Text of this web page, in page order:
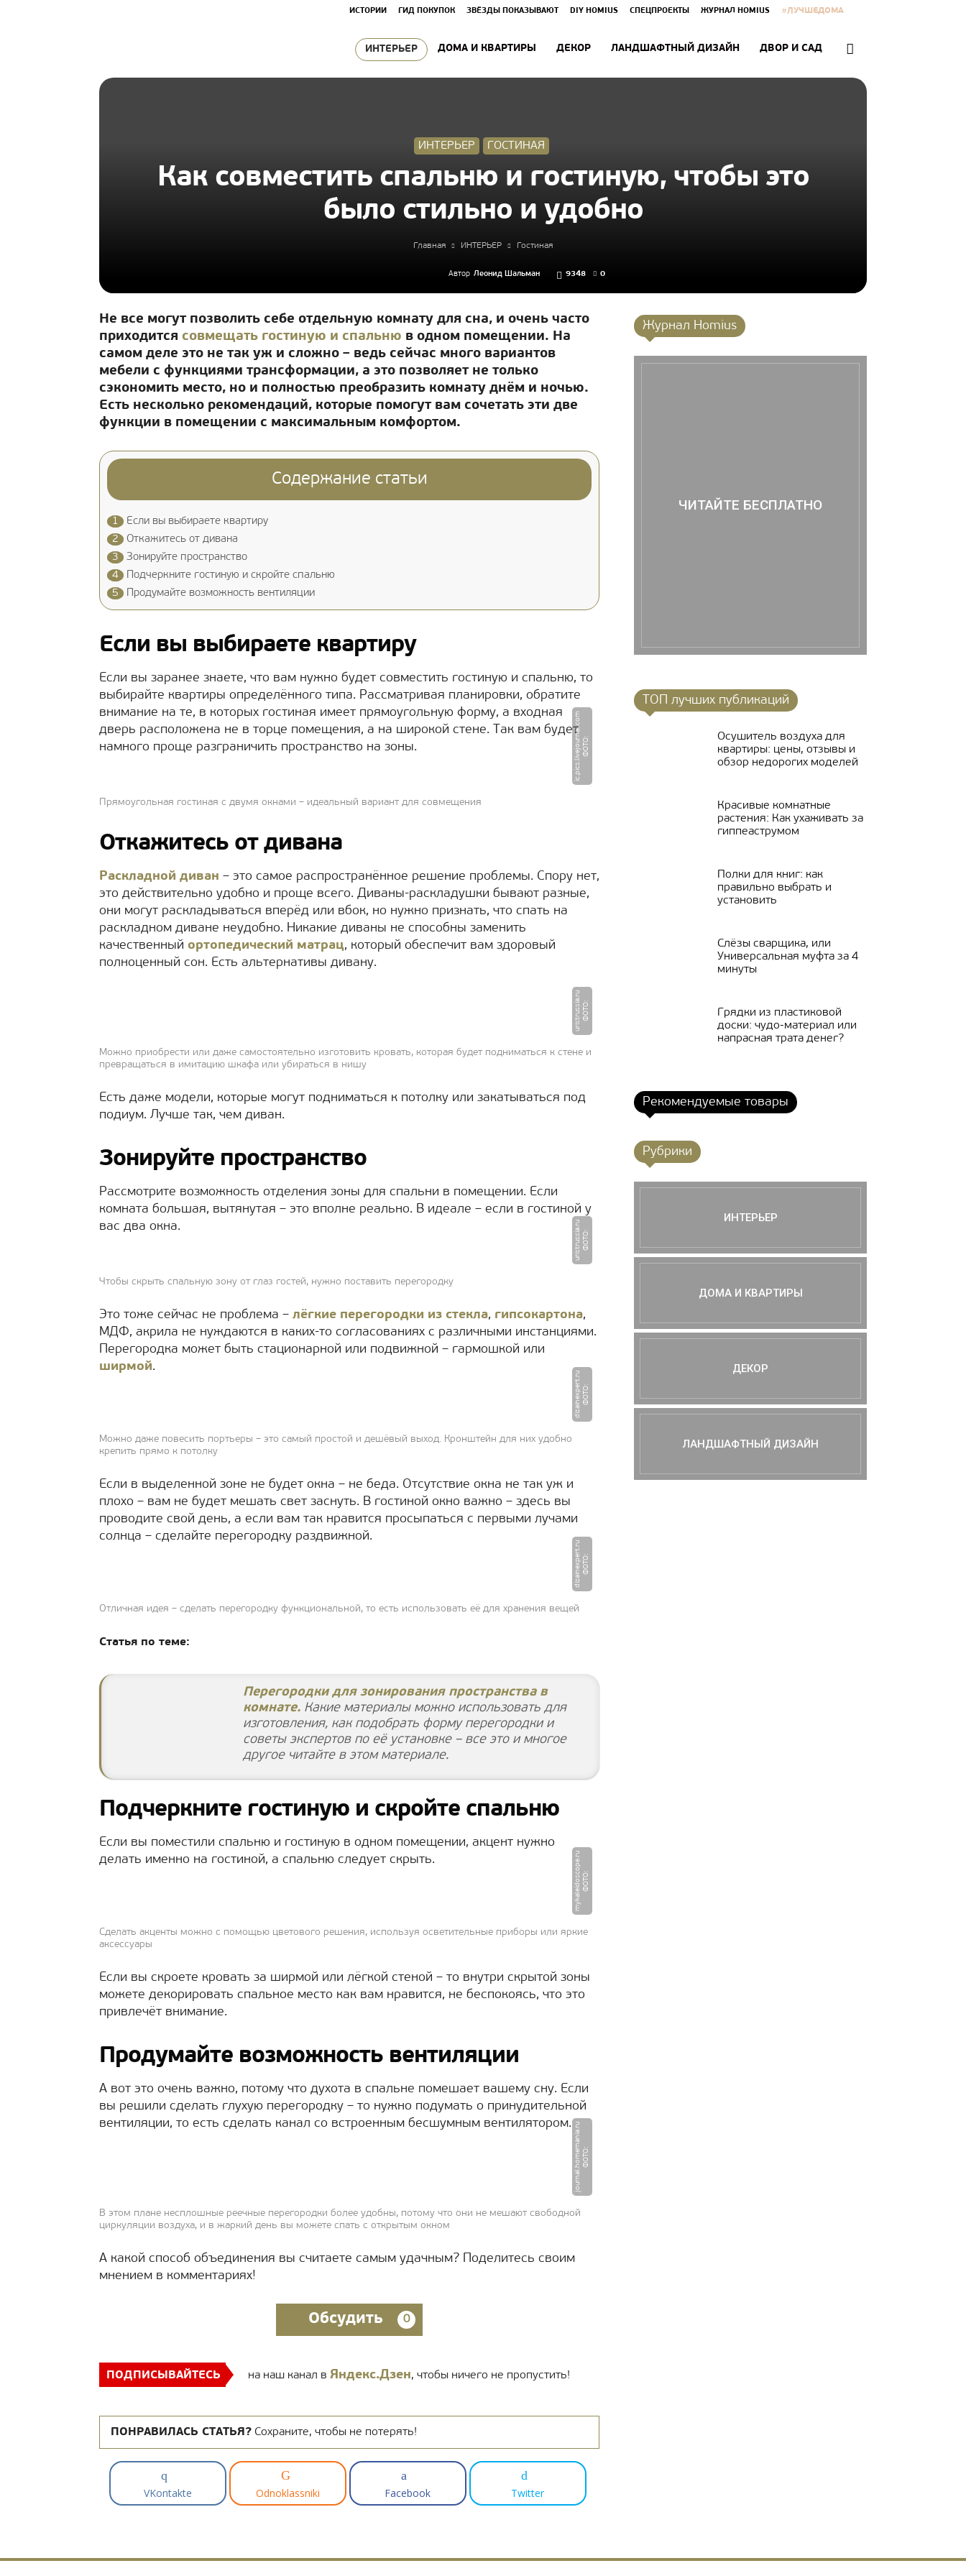
ИСТОРИИ ГИД ПОКУПОК ЗВЁЗДЫ ПОКАЗЫВАЮТ DIY HOMIUS СПЕЦПРОЕКТЫ ЖУРНАЛ HOMIUS #ЛУЧШЕДОМА
ИНТЕРЬЕР ДОМА И КВАРТИРЫ ДЕКОР ЛАНДШАФТНЫЙ ДИЗАЙН ДВОР И САД
ИНТЕРЬЕР ГОСТИНАЯ
Как совместить спальню и гостиную, чтобы это
было стильно и удобно
Главная ИНТЕРЬЕР Гостиная
Автор Леонид Шальман 9348 0
Не все могут позволить себе отдельную комнату для сна, и очень часто
приходится совмещать гостиную и спальню в одном помещении. На
самом деле это не так уж и сложно – ведь сейчас много вариантов
мебели с функциями трансформации, а это позволяет не только
сэкономить место, но и полностью преобразить комнату днём и ночью.
Есть несколько рекомендаций, которые помогут вам сочетать эти две
функции в помещении с максимальным комфортом.
Содержание статьи
1
Если вы выбираете квартиру
2
Откажитесь от дивана
3
Зонируйте пространство
4
Подчеркните гостиную и скройте спальню
5
Продумайте возможность вентиляции
Если вы выбираете квартиру
Если вы заранее знаете, что вам нужно будет совместить гостиную и спальню, то
выбирайте квартиры определённого типа. Рассматривая планировки, обратите
внимание на те, в которых гостиная имеет прямоугольную форму, а входная
дверь расположена не в торце помещения, а на широкой стене. Так вам будет
намного проще разграничить пространство на зоны.
Ф
О
Т
О
:
i
c.
pi
c
s.
li
v
e
j
o
u
r
n
a
l.
c
o
m
Прямоугольная гостиная с двумя окнами – идеальный вариант для совмещения
Откажитесь от дивана
Раскладной диван – это самое распространённое решение проблемы. Спору нет,
это действительно удобно и проще всего. Диваны-раскладушки бывают разные,
они могут раскладываться вперёд или вбок, но нужно признать, что спать на
раскладном диване неудобно. Никакие диваны не способны заменить
качественный ортопедический матрац, который обеспечит вам здоровый
полноценный сон. Есть альтернативы дивану.
Ф
О
Т
О
:
u
ri
s
t
r
u
s
si
a.
r
u
Можно приобрести или даже самостоятельно изготовить кровать, которая будет подниматься к стене и
превращаться в имитацию шкафа или убираться в нишу
Есть даже модели, которые могут подниматься к потолку или закатываться под
подиум. Лучше так, чем диван.
Зонируйте пространство
Рассмотрите возможность отделения зоны для спальни в помещении. Если
комната большая, вытянутая – это вполне реально. В идеале – если в гостиной у
вас два окна.
Ф
О
Т
О
:
u
ri
s
t
r
u
s
si
a.
r
u
Чтобы скрыть спальную зону от глаз гостей, нужно поставить перегородку
Это тоже сейчас не проблема – лёгкие перегородки из стекла, гипсокартона,
МДФ, акрила не нуждаются в каких-то согласованиях с различными инстанциями.
Перегородка может быть стационарной или подвижной – гармошкой или
ширмой.
Ф
О
Т
О
:
di
z
ai
n
e
x
p
e
r
t.
r
u
Можно даже повесить портьеры – это самый простой и дешёвый выход. Кронштейн для них удобно
крепить прямо к потолку
Если в выделенной зоне не будет окна – не беда. Отсутствие окна не так уж и
плохо – вам не будет мешать свет заснуть. В гостиной окно важно – здесь вы
проводите свой день, а если вам так нравится просыпаться с первыми лучами
солнца – сделайте перегородку раздвижной.
Ф
О
Т
О
:
di
z
ai
n
e
x
p
e
r
t.
r
u
Отличная идея – сделать перегородку функциональной, то есть использовать её для хранения вещей
Статья по теме:
Перегородки для зонирования пространства в
комнате. Какие материалы можно использовать для
изготовления, как подобрать форму перегородки и
советы экспертов по её установке – все это и многое
другое читайте в этом материале.
Подчеркните гостиную и скройте спальню
Если вы поместили спальню и гостиную в одном помещении, акцент нужно
делать именно на гостиной, а спальню следует скрыть.
Ф
О
Т
О
:
m
y
k
a
l
ei
d
o
s
c
o
p
e.
r
u
Сделать акценты можно с помощью цветового решения, используя осветительные приборы или яркие
аксессуары
Если вы скроете кровать за ширмой или лёгкой стеной – то внутри скрытой зоны
можете декорировать спальное место как вам нравится, не беспокоясь, что это
привлечёт внимание.
Продумайте возможность вентиляции
А вот это очень важно, потому что духота в спальне помешает вашему сну. Если
вы решили сделать глухую перегородку – то нужно подумать о принудительной
вентиляции, то есть сделать канал со встроенным бесшумным вентилятором.
Ф
О
Т
О
:
j
o
u
r
n
a
l.
h
o
m
e
m
a
ni
a.
r
u
В этом плане несплошные реечные перегородки более удобны, потому что они не мешают свободной
циркуляции воздуха, и в жаркий день вы можете спать с открытым окном
А какой способ объединения вы считаете самым удачным? Поделитесь своим
мнением в комментариях!
Обсудить 0
ПОДПИСЫВАЙТЕСЬ на наш канал в Яндекс.Дзен, чтобы ничего не пропустить!
ПОНРАВИЛАСЬ СТАТЬЯ? Сохраните, чтобы не потерять!
VKontakte Odnoklassniki Facebook Twitter
Журнал Homius
ЧИТАЙТЕ БЕСПЛАТНО
ТОП лучших публикаций
Осушитель воздуха для
квартиры: цены, отзывы и
обзор недорогих моделей
Красивые комнатные
растения: Как ухаживать за
гиппеаструмом
Полки для книг: как
правильно выбрать и
установить
Слёзы сварщика, или
Универсальная муфта за 4
минуты
Грядки из пластиковой
доски: чудо-материал или
напрасная трата денег?
Рекомендуемые товары
Рубрики
ИНТЕРЬЕР
ДОМА И КВАРТИРЫ
ДЕКОР
ЛАНДШАФТНЫЙ ДИЗАЙН